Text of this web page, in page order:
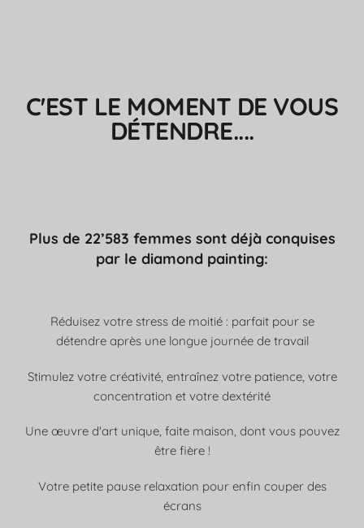
C'EST LE MOMENT DE VOUS
DÉTENDRE....
Plus de 22’583 femmes sont déjà conquises
par le diamond painting:
Réduisez votre stress de moitié : parfait pour se
détendre après une longue journée de travail
Stimulez votre créativité, entraînez votre patience, votre
concentration et votre dextérité
Une œuvre d'art unique, faite maison, dont vous pouvez
être fière !
Votre petite pause relaxation pour enfin couper des
écrans